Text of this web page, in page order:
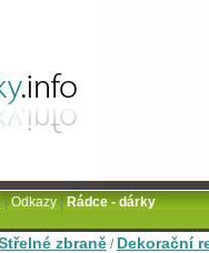
zbraně / Dekorační
|Odkazy|Rádce - dárky